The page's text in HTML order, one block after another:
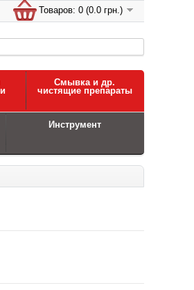
Товаров: 0 (0.0 грн.)
Смывка и др.
чистящие препараты
Инструмент